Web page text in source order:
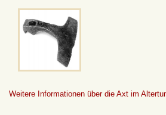
Weitere Informationen über die Axt im